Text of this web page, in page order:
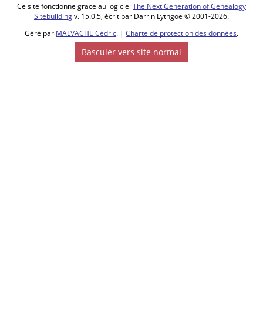
Nord, Hauts-
de-France,
France
Ce site fonctionne grace au logiciel The Next Generation of Genealogy
Sitebuildingv. 15.0.5, écrit par Darrin Lythgoe © 2001-2026.
Géré par MALVACHE Cédric. | Charte de protection des données.
Basculer vers site normal